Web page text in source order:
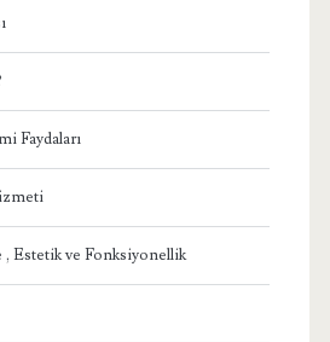
Faydaları
Estetik ve Fonksiyonellik